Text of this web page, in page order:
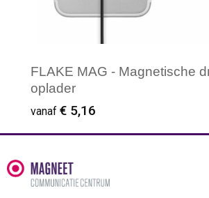
FLAKE MAG - Magnetische
oplader
vanaf € 5,16
Minimale afname: 1